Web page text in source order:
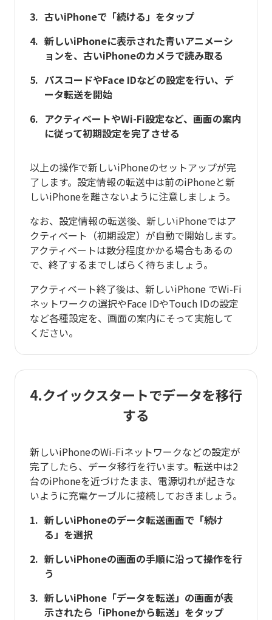
古いiPhoneで「続ける」をタップ
新しいiPhoneに表示された青いアニメーシ
ョンを、古いiPhoneのカメラで読み取る
パスコードやFace IDなどの設定を行い、デ
ータ転送を開始
アクティベートやWi-Fi設定など、画面の案内
に従って初期設定を完了させる
以上の操作で新しいiPhoneのセットアップが完
了します。設定情報の転送中は前のiPhoneと新
しいiPhoneを離さないように注意しましょう。
なお、設定情報の転送後、新しいiPhoneではア
クティベート（初期設定）が自動で開始します。
アクティベートは数分程度かかる場合もあるの
で、終了するまでしばらく待ちましょう。
アクティベート終了後は、新しいiPhone でWi-Fi
ネットワークの選択やFace IDやTouch IDの設定
など各種設定を、画面の案内にそって実施して
ください。
4.クイックスタートでデータを移行
する
新しいiPhoneのWi-Fiネットワークなどの設定が
完了したら、データ移行を行います。転送中は2
台のiPhoneを近づけたまま、電源切れが起きな
いように充電ケーブルに接続しておきましょう。
新しいiPhoneのデータ転送画面で「続け
る」を選択
新しいiPhoneの画面の手順に沿って操作を行
う
新しいiPhone「データを転送」の画面が表
示されたら「iPhoneから転送」をタップ